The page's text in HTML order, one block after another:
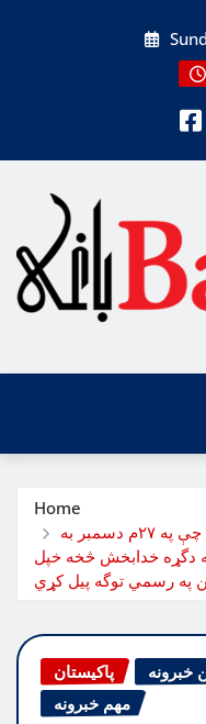
Home
دپيپلز پارټۍ کور کميټۍ فيصله کړې ده چې په ٢٧م دسمبر به
دگړه خدابخش څخه خپل
په رسمي توگه پيل کړي
پاکیستان خبرونه
مهم خبرونه